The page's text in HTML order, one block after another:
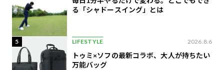
る「シャドースイング」とは
5 LIFESTYLE 2026.8.6
トゥミ×ソフの最新コラボ、大人が持ちたい
万能バッグ